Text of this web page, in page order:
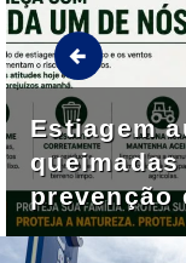
Estiagem
prevenção